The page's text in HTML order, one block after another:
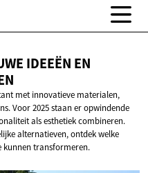
IDEEËN EN
met innovatieve materialen,
Voor 2025 staan er opwindende
als esthetiek combineren.
alternatieven, ontdek welke
kunnen transformeren.